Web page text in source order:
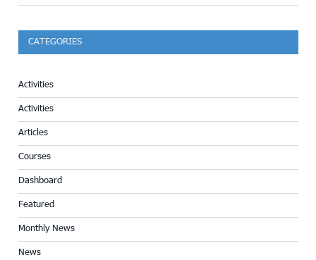
CATEGORIES
Activities
Activities
Articles
Courses
Dashboard
Featured
Monthly News
News